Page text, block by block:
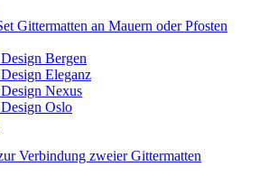
Gittermatten an Mauern oder Pfosten
Bergen
Eleganz
Nexus
Oslo
Verbindung zweier Gittermatten